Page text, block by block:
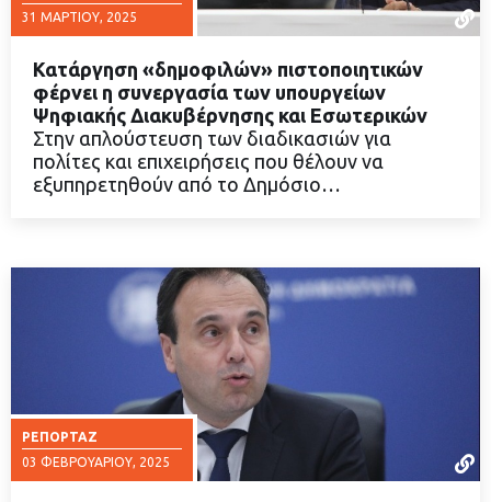
31 ΜΑΡΤΊΟΥ, 2025
ΔΙΑΒΑΣΤΕ ΠΕΡΙΣΣΟΤΕΡΑ
Κατάργηση «δημοφιλών» πιστοποιητικών
φέρνει η συνεργασία των υπουργείων
Ψηφιακής Διακυβέρνησης και Εσωτερικών
Στην απλούστευση των διαδικασιών για
πολίτες και επιχειρήσεις που θέλουν να
εξυπηρετηθούν από το Δημόσιο…
ΡΕΠΟΡΤΆΖ
03 ΦΕΒΡΟΥΑΡΊΟΥ, 2025